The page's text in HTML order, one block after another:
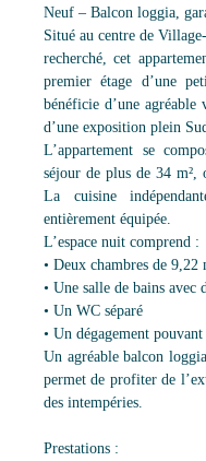
Neuf – Balcon loggia,
Situé au centre de
recherché, cet
premier étage d’une
bénéficie d’une agréable
d’une exposition plein
L’appartement se
séjour de plus de 34 m²,
La cuisine
entièrement équipée.
L’espace nuit comprend :
• Deux chambres de 9,22
• Une salle de bains avec
• Un WC séparé
• Un dégagement
Un agréable balcon
permet de profiter de
des intempéries.
Prestations :